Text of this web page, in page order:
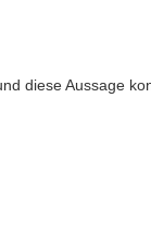
diese Aussage